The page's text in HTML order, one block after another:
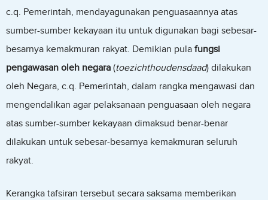
c.q. Pemerintah, mendayagunakan penguasaannya atas
sumber-sumber kekayaan itu untuk digunakan bagi sebesar-
besarnya kemakmuran rakyat. Demikian pula fungsi
pengawasan oleh negara (toezichthoudensdaad) dilakukan
oleh Negara, c.q. Pemerintah, dalam rangka mengawasi dan
mengendalikan agar pelaksanaan penguasaan oleh negara
atas sumber-sumber kekayaan dimaksud benar-benar
dilakukan untuk sebesar-besarnya kemakmuran seluruh
rakyat.
Kerangka tafsiran tersebut secara saksama memberikan